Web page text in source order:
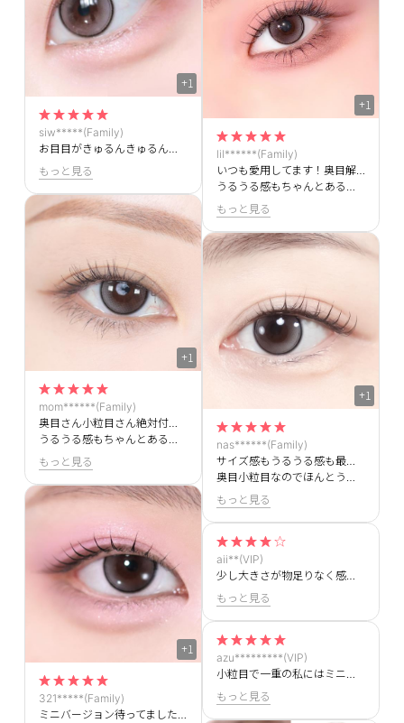
+1
siw*****(Family)
お目目がきゅるんきゅるんめちゃくちゃ可愛いです＞＜もう何回もリピしてます！！
もっと見る
+1
mom******(Family)
奥目さん小粒目さん絶対付けてほしいです＞＜
うるうる感もちゃんとあるのにナチュラルに盛れます！
もっと見る
+1
321*****(Family)
+1
lil******(Family)
いつも愛用してます！奥目解消できて最高です＞＜
うるうる感もちゃんとある！！！
もっと見る
+1
nas******(Family)
サイズ感もうるうる感も最高すぎます＞＜
奥目小粒目なのでほんとうにありがたいです！
もっと見る
aii**(VIP)
少し大きさが物足りなく感じましたが、派手すぎず馴染みやすいグレーカラコンです！
もっと見る
azu*********(VIP)
小粒目で一重の私にはミニサイズが合ってる！思ったよりハイライトが馴染んでて日常でも使いやすい
もっと見る